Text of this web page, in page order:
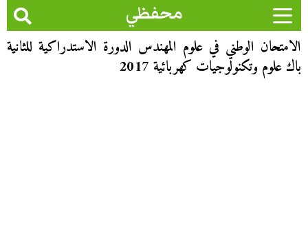
محفظي
الامتحان الوطني في علوم المهندس الدورة الاستدراكية للثانية
باك علوم وتكنولوجيات كهربائية 2017